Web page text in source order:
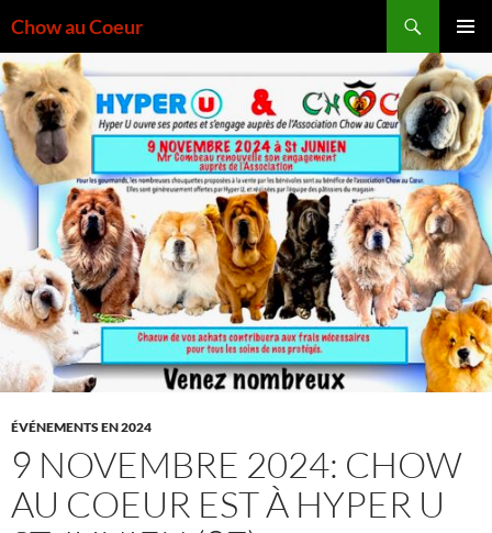
au
contenu
Chow au Coeur
MENU
ÉVÉNEMENTS EN 2024
9 NOVEMBRE 2024: CHOW
AU COEUR EST À HYPER U